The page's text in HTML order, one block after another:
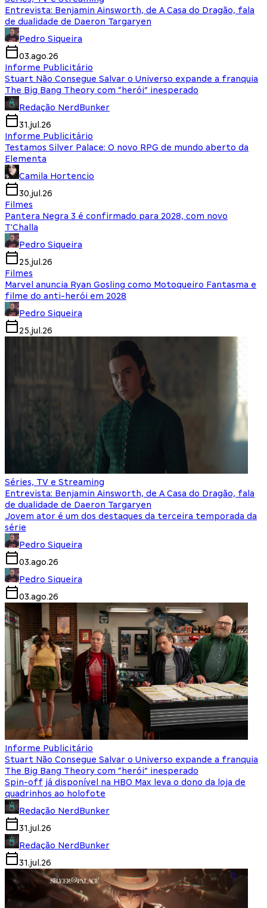
Entrevista: Benjamin Ainsworth, de A Casa do Dragão, fala
de dualidade de Daeron Targaryen
Pedro Siqueira
03.ago.26
Informe Publicitário
Stuart Não Consegue Salvar o Universo expande a franquia
The Big Bang Theory com “herói” inesperado
Redação NerdBunker
31.jul.26
Informe Publicitário
Testamos Silver Palace: O novo RPG de mundo aberto da
Elementa
Camila Hortencio
30.jul.26
Filmes
Pantera Negra 3 é confirmado para 2028, com novo
T'Challa
Pedro Siqueira
25.jul.26
Filmes
Marvel anuncia Ryan Gosling como Motoqueiro Fantasma e
filme do anti-herói em 2028
Pedro Siqueira
25.jul.26
Séries, TV e Streaming
Entrevista: Benjamin Ainsworth, de A Casa do Dragão, fala
de dualidade de Daeron Targaryen
Jovem ator é um dos destaques da terceira temporada da
série
Pedro Siqueira
03.ago.26
Pedro Siqueira
03.ago.26
Informe Publicitário
Stuart Não Consegue Salvar o Universo expande a franquia
The Big Bang Theory com “herói” inesperado
Spin-off já disponível na HBO Max leva o dono da loja de
quadrinhos ao holofote
Redação NerdBunker
31.jul.26
Redação NerdBunker
31.jul.26